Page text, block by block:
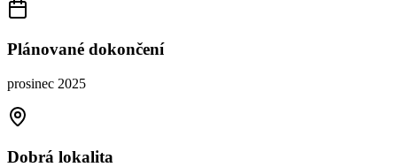
Plánované dokončení
prosinec 2025
Dobrá lokalita